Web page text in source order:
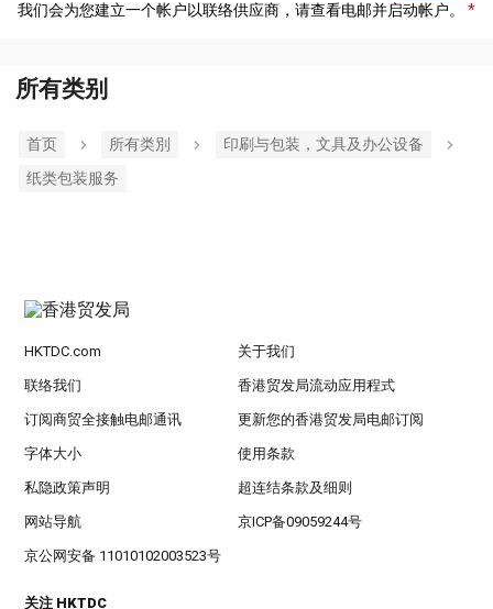
我们会为您建立一个帐户以联络供应商，请查看电邮并启动帐户。
所有类别
首页 所有类別
印刷与包装，文具及办公设备
纸类包装服务
HKTDC.com 关于我们
联络我们 香港贸发局流动应用程式
订阅商贸全接触电邮通讯 更新您的香港贸发局电邮订阅
字体大小 使用条款
私隐政策声明 超连结条款及细则
网站导航 京ICP备09059244号
京公网安备 11010102003523号
关注 HKTDC